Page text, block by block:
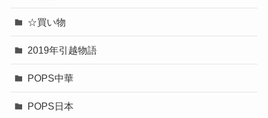
☆買い物
2019年引越物語
POPS中華
POPS日本